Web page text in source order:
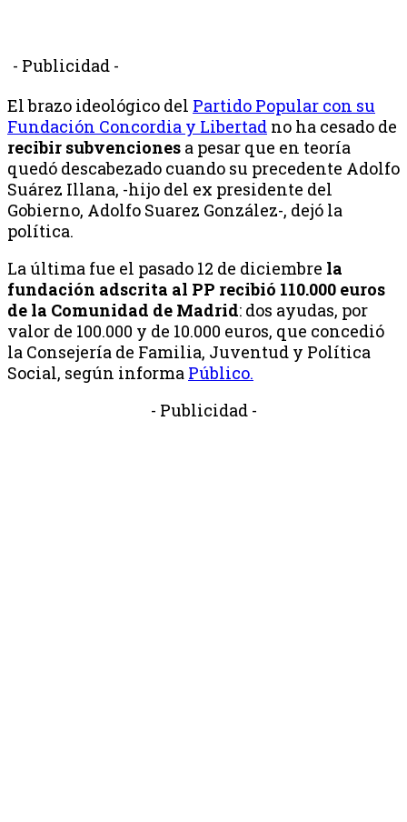
- Publicidad -
El brazo ideológico del Partido Popular con su
Fundación Concordia y Libertad no ha cesado de
recibir subvenciones a pesar que en teoría
quedó descabezado cuando su precedente Adolfo
Suárez Illana, -hijo del ex presidente del
Gobierno, Adolfo Suarez González-, dejó la
política.
La última fue el pasado 12 de diciembre la
fundación adscrita al PP recibió 110.000 euros
de la Comunidad de Madrid: dos ayudas, por
valor de 100.000 y de 10.000 euros, que concedió
la Consejería de Familia, Juventud y Política
Social, según informa Público.
- Publicidad -